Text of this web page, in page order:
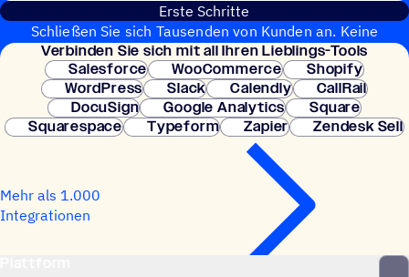
Erste Schritte
Schließen Sie sich Tausenden von Kunden an. Keine
Kreditkarte erforderlich. Sofortige Einrichtung.
Verbin­den Sie sich mit all Ihren Lieblings-Tools
Salesforce
WooCommerce
Shopify
WordPress
Slack Calendly
CallRail
DocuSign
Google Analytics
Square
Squarespace
Typeform Zapier Zendesk Sell
Mehr als 1.000
Integrationen